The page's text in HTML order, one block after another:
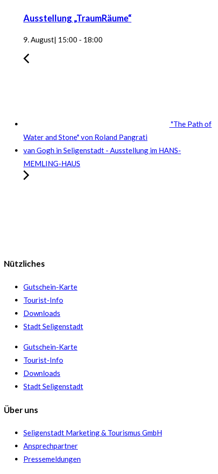
Ausstellung „TraumRäume“
9. August| 15:00 - 18:00
"The Path of
Water and Stone" von Roland Pangrati
van Gogh in Seligenstadt - Ausstellung im HANS-
MEMLING-HAUS
Nützliches
Gutschein-Karte
Tourist-Info
Downloads
Stadt Seligenstadt
Gutschein-Karte
Tourist-Info
Downloads
Stadt Seligenstadt
Über uns
Seligenstadt Marketing & Tourismus GmbH
Ansprechpartner
Pressemeldungen